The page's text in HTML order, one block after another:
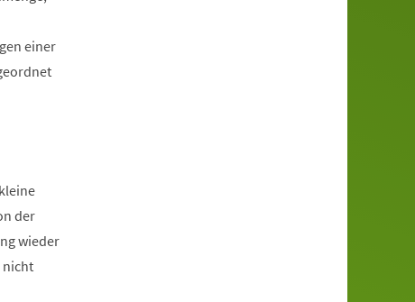
einer
der
wieder
nicht